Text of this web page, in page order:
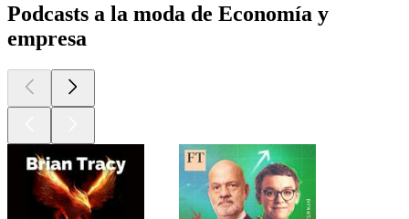
Podcasts a la moda de Economía y
empresa